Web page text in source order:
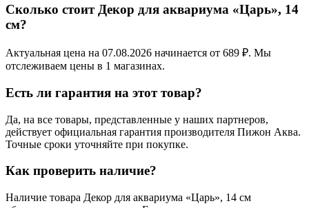
Сколько стоит Декор для аквариума «Царь», 14
см?
Актуальная цена на 07.08.2026 начинается от 689 ₽. Мы
отслеживаем цены в 1 магазинах.
Есть ли гарантия на этот товар?
Да, на все товары, представленные у наших партнеров,
действует официальная гарантия производителя Пижон Аква.
Точные сроки уточняйте при покупке.
Как проверить наличие?
Наличие товара Декор для аквариума «Царь», 14 см